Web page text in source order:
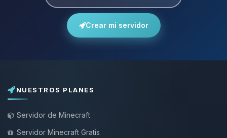
Crear mi servidor
NUESTROS PLANES
Servidor de Minecraft
Servidor Minecraft Gratis